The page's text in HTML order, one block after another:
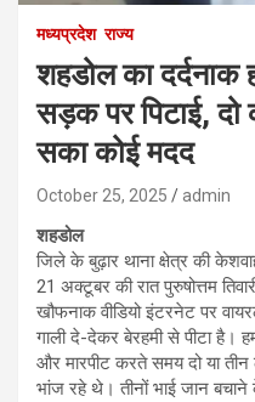
मध्यप्रदेश राज्य
शहडोल का दर्दनाक
सड़क पर पिटाई, दो
सका कोई मदद
October 25, 2025 admin
शहडोल
जिले के बुढ़ार थाना क्षेत्र की
21 अक्टूबर की रात पुरुषोत्तम
खौफनाक वीडियो इंटरनेट पर
गाली दे-देकर बेरहमी से पीटा है।
और मारपीट करते समय दो या
भांज रहे थे। तीनों भाई जान